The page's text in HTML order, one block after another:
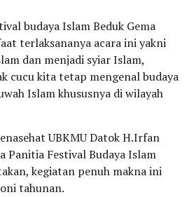
budaya Islam Beduk Gema
terlaksananya acara ini yakni
dan menjadi syiar Islam,
cucu kita tetap mengenal budaya
Islam khususnya di wilayah
UBKMU Datok H.Irfan
Panitia Festival Budaya Islam
kegiatan penuh makna ini
tahunan.